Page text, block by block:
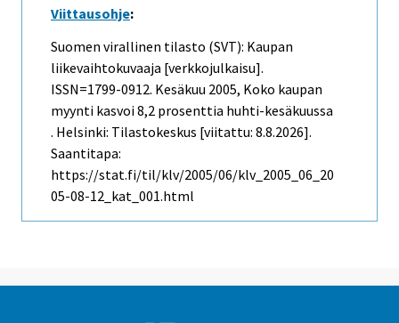
Viittausohje:
Suomen virallinen tilasto (SVT): Kaupan
liikevaihtokuvaaja [verkkojulkaisu].
ISSN=1799-0912. Kesäkuu 2005, Koko kaupan
myynti kasvoi 8,2 prosenttia huhti-kesäkuussa
. Helsinki: Tilastokeskus [viitattu: 8.8.2026].
Saantitapa:
https://stat.fi/til/klv/2005/06/klv_2005_06_20
05-08-12_kat_001.html